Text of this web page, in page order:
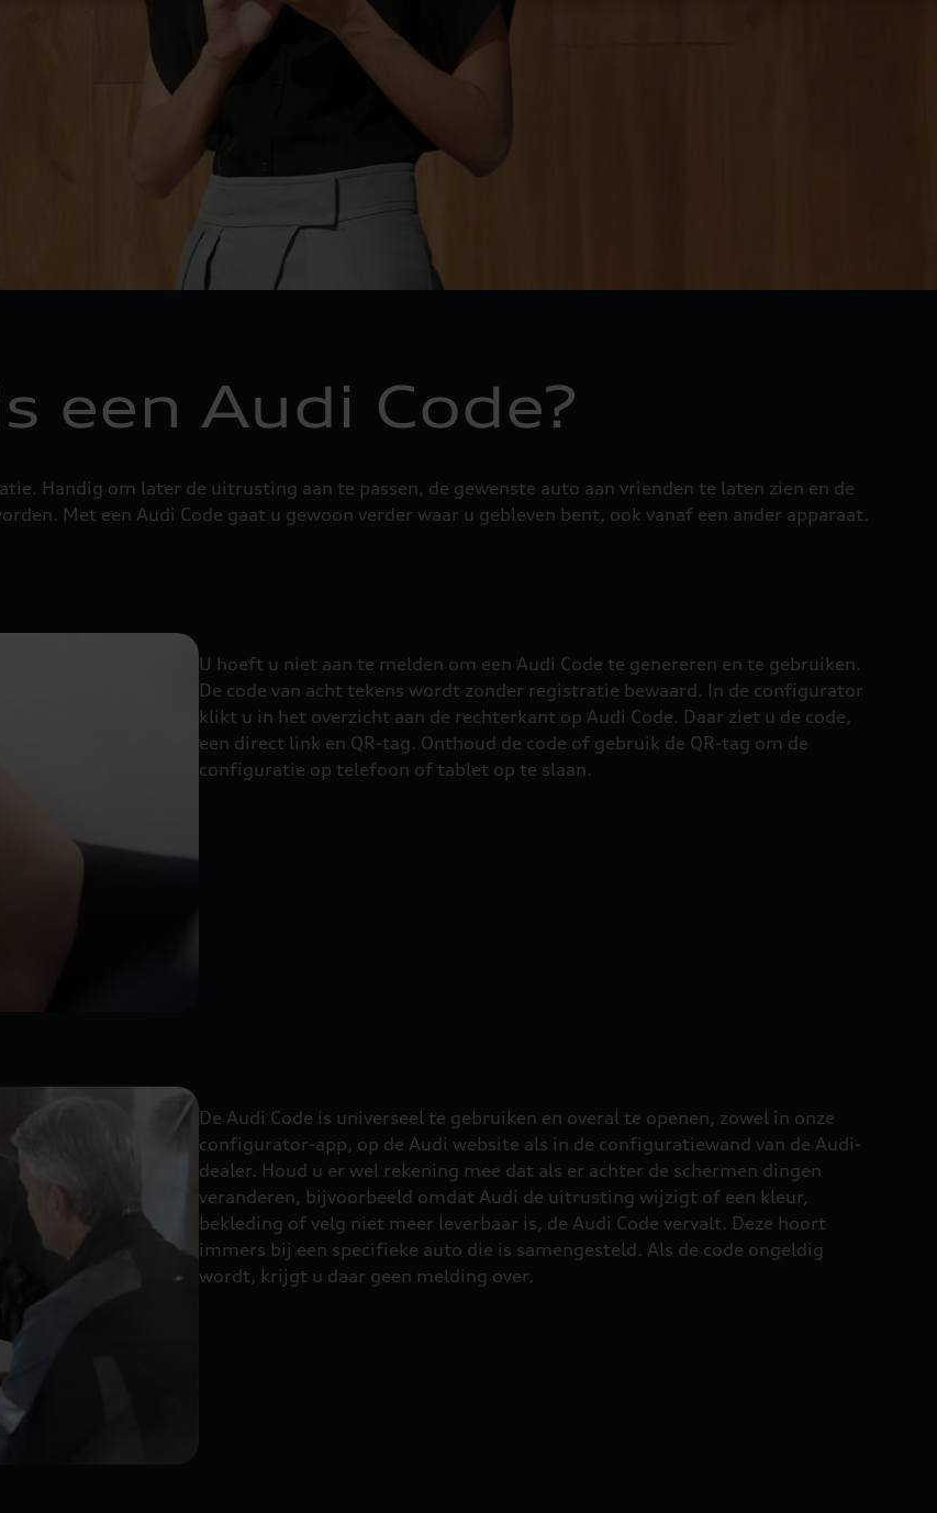
een Audi Code?
Handig om later de uitrusting aan te passen, de gewenste auto aan vrienden te laten zien en de
Met een Audi Code gaat u gewoon verder waar u gebleven bent, ook vanaf een ander apparaat.
U hoeft u niet aan te melden om een Audi Code te genereren en te gebruiken.
De code van acht tekens wordt zonder registratie bewaard. In de configurator
klikt u in het overzicht aan de rechterkant op Audi Code. Daar ziet u de code,
een direct link en QR-tag. Onthoud de code of gebruik de QR-tag om de
configuratie op telefoon of tablet op te slaan.
De Audi Code is universeel te gebruiken en overal te openen, zowel in onze
configurator-app, op de Audi website als in de configuratiewand van de Audi-
dealer. Houd u er wel rekening mee dat als er achter de schermen dingen
veranderen, bijvoorbeeld omdat Audi de uitrusting wijzigt of een kleur,
bekleding of velg niet meer leverbaar is, de Audi Code vervalt. Deze hoort
immers bij een specifieke auto die is samengesteld. Als de code ongeldig
wordt, krijgt u daar geen melding over.